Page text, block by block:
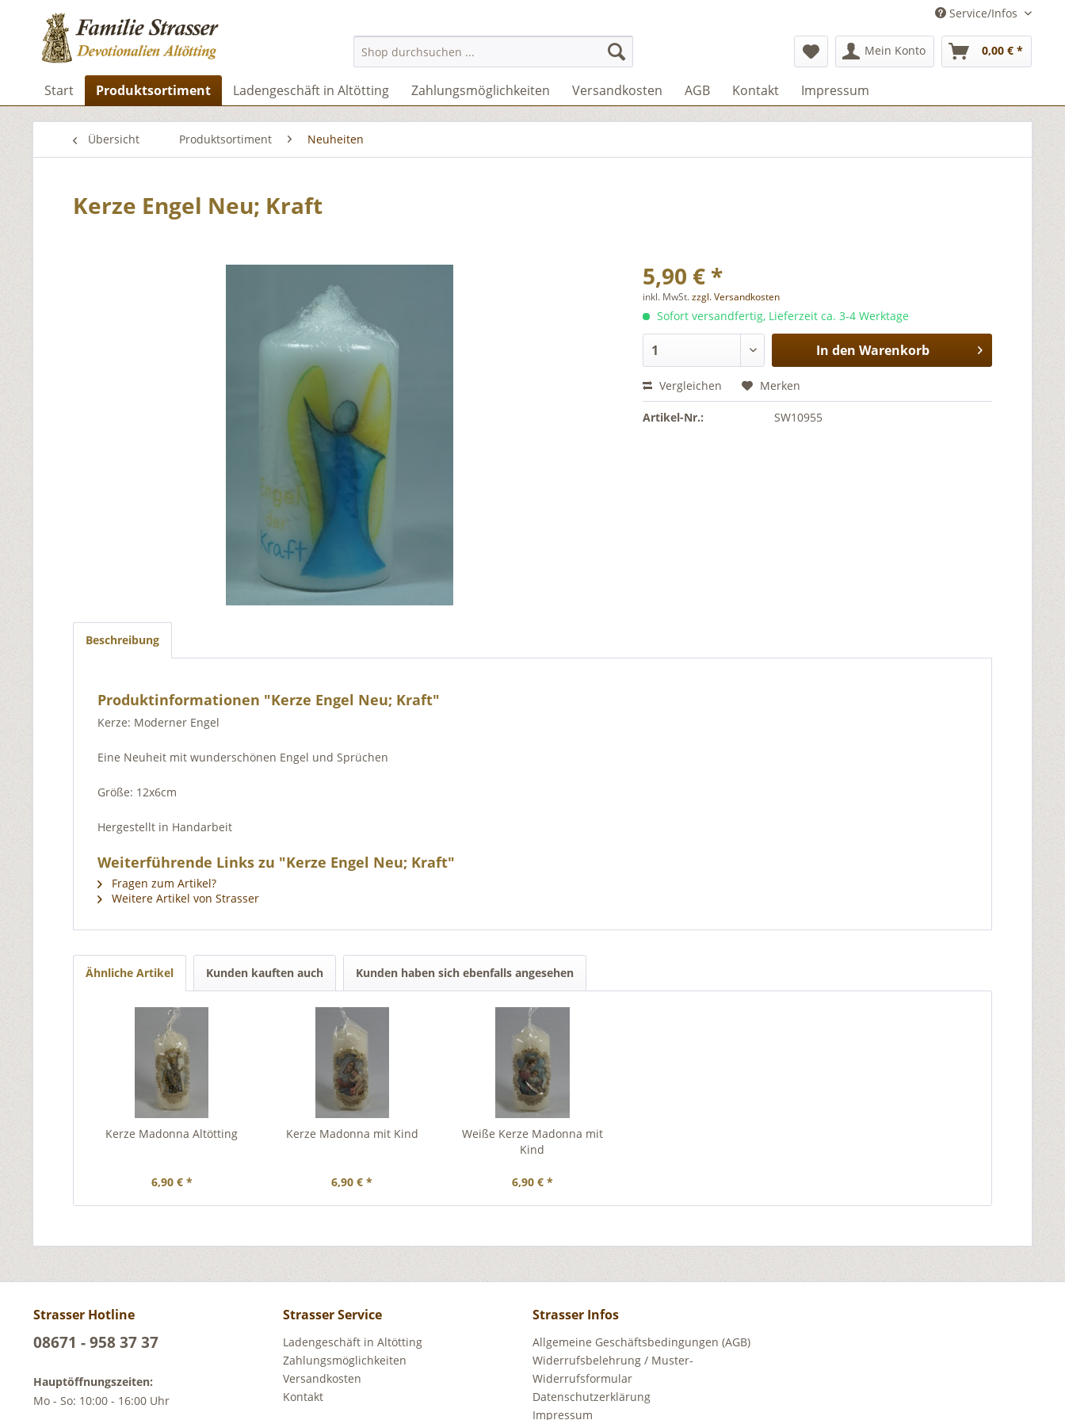
Service/Infos
Mein Konto 0,00 € *
Start Produktsortiment Ladengeschäft in Altötting Zahlungsmöglichkeiten Versandkosten AGB Kontakt Impressum
Übersicht Produktsortiment Neuheiten
Kerze Engel Neu; Kraft
5,90 € *
inkl. MwSt.zzgl. Versandkosten
Sofort versandfertig, Lieferzeit ca. 3-4 Werktage
In den Warenkorb
Vergleichen Merken
Artikel-Nr.: SW10955
Beschreibung
Produktinformationen "Kerze Engel Neu; Kraft"
Kerze: Moderner Engel
Eine Neuheit mit wunderschönen Engel und Sprüchen
Größe: 12x6cm
Hergestellt in Handarbeit
Weiterführende Links zu "Kerze Engel Neu; Kraft"
Fragen zum Artikel?
Weitere Artikel von Strasser
Ähnliche Artikel Kunden kauften auch Kunden haben sich ebenfalls angesehen
Kerze Madonna Altötting
6,90 € *
Kerze Madonna mit Kind
6,90 € *
Weiße Kerze Madonna mit
Kind
6,90 € *
Strasser Hotline
08671 - 958 37 37
Hauptöffnungszeiten:
Mo - So: 10:00 - 16:00 Uhr
Strasser Service
Ladengeschäft in Altötting
Zahlungsmöglichkeiten
Versandkosten
Kontakt
Strasser Infos
Allgemeine Geschäftsbedingungen (AGB)
Widerrufsbelehrung / Muster-
Widerrufsformular
Datenschutzerklärung
Impressum